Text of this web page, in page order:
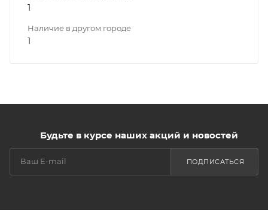
1
Наличие в другом городе
1
Будьте в курсе наших акций и новостей
ПОДПИСАТЬСЯ